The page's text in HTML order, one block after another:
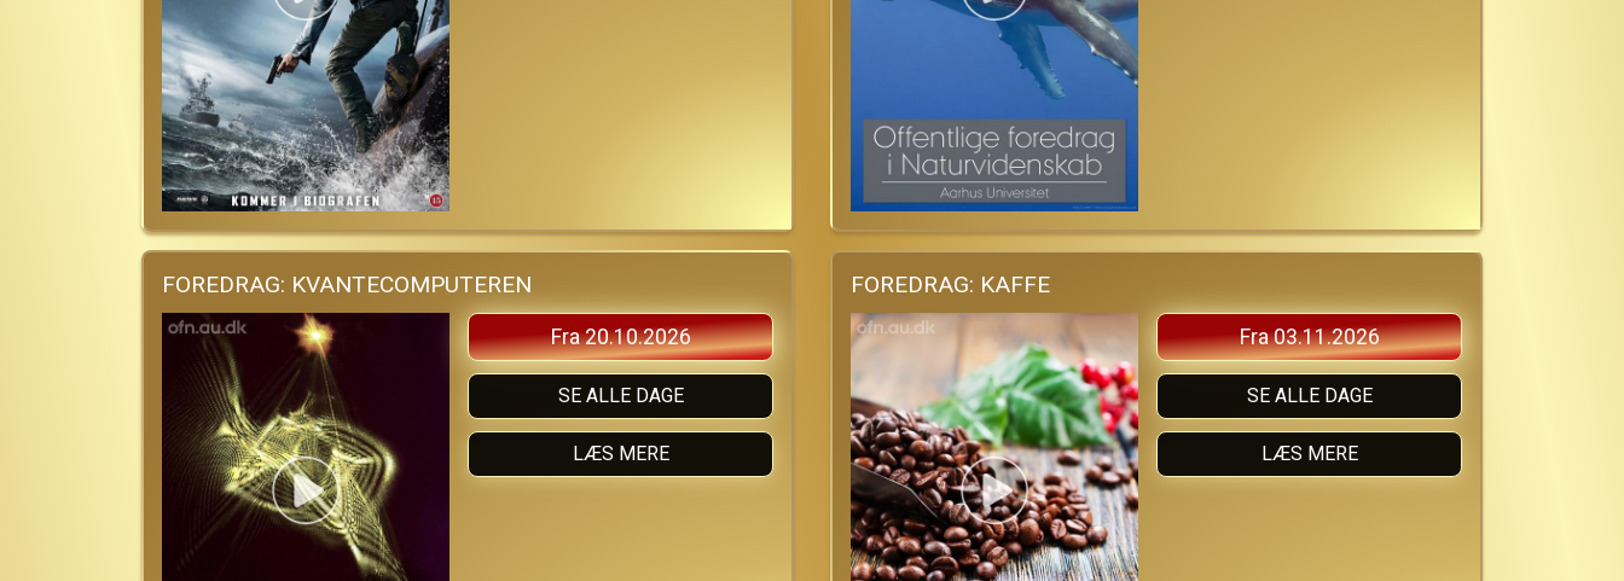
FOREDRAG: KVANTECOMPUTEREN
Fra 20.10.2026
SE ALLE DAGE
LÆS MERE
FOREDRAG: KAFFE
Fra 03.11.2026
SE ALLE DAGE
LÆS MERE